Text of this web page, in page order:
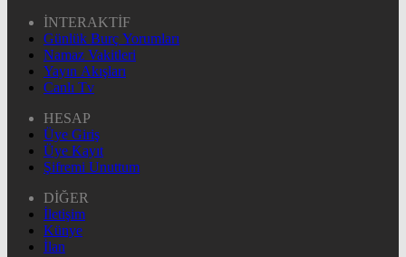
İNTERAKTİF
Günlük Burç Yorumları
Namaz Vakitleri
Yayın Akışları
Canlı Tv
HESAP
Üye Giriş
Üye Kayıt
Şifremi Unuttum
DİĞER
İletişim
Künye
İlan